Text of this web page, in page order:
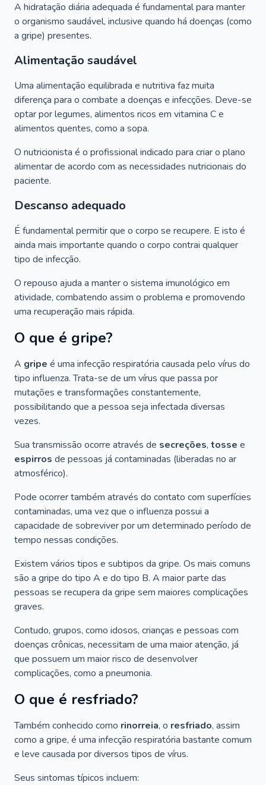
A hidratação diária adequada é fundamental para manter
o organismo saudável, inclusive quando há doenças (como
a gripe) presentes.
Alimentação saudável
Uma alimentação equilibrada e nutritiva faz muita
diferença para o combate a doenças e infecções. Deve-se
optar por legumes, alimentos ricos em vitamina C e
alimentos quentes, como a sopa.
O nutricionista é o profissional indicado para criar o plano
alimentar de acordo com as necessidades nutricionais do
paciente.
Descanso adequado
É fundamental permitir que o corpo se recupere. E isto é
ainda mais importante quando o corpo contrai qualquer
tipo de infecção.
O repouso ajuda a manter o sistema imunológico em
atividade, combatendo assim o problema e promovendo
uma recuperação mais rápida.
O que é gripe?
A gripe é uma infecção respiratória causada pelo vírus do
tipo influenza. Trata-se de um vírus que passa por
mutações e transformações constantemente,
possibilitando que a pessoa seja infectada diversas
vezes.
Sua transmissão ocorre através de secreções, tosse e
espirros de pessoas já contaminadas (liberadas no ar
atmosférico).
Pode ocorrer também através do contato com superfícies
contaminadas, uma vez que o influenza possui a
capacidade de sobreviver por um determinado período de
tempo nessas condições.
Existem vários tipos e subtipos da gripe. Os mais comuns
são a gripe do tipo A e do tipo B. A maior parte das
pessoas se recupera da gripe sem maiores complicações
graves.
Contudo, grupos, como idosos, crianças e pessoas com
doenças crônicas, necessitam de uma maior atenção, já
que possuem um maior risco de desenvolver
complicações, como a pneumonia.
O que é resfriado?
Também conhecido como rinorreia, o resfriado, assim
como a gripe, é uma infecção respiratória bastante comum
e leve causada por diversos tipos de vírus.
Seus sintomas típicos incluem: